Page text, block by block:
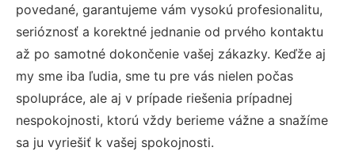
povedané, garantujeme vám vysokú profesionalitu,
serióznosť a korektné jednanie od prvého kontaktu
až po samotné dokončenie vašej zákazky. Keďže aj
my sme iba ľudia, sme tu pre vás nielen počas
spolupráce, ale aj v prípade riešenia prípadnej
nespokojnosti, ktorú vždy berieme vážne a snažíme
sa ju vyriešiť k vašej spokojnosti.